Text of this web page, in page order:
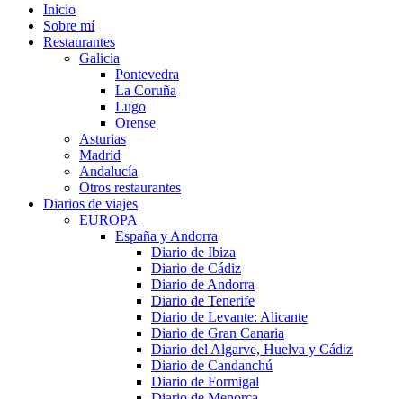
Inicio
Sobre mí
Restaurantes
Galicia
Pontevedra
La Coruña
Lugo
Orense
Asturias
Madrid
Andalucía
Otros restaurantes
Diarios de viajes
EUROPA
España y Andorra
Diario de Ibiza
Diario de Cádiz
Diario de Andorra
Diario de Tenerife
Diario de Levante: Alicante
Diario de Gran Canaria
Diario del Algarve, Huelva y Cádiz
Diario de Candanchú
Diario de Formigal